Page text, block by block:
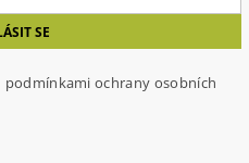
podmínkami ochrany osobních